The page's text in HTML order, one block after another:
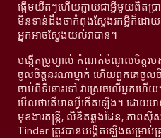
ផ្តើមយឺតៗហើយក្លាយជាអ្វីមួយពិតប្រ
មិនទាន់ដឹងថាកំពុងស្វែងរកអ្វីក៏ដោយ
អ្នកអាចស្វែងយល់វាបាន។
បង្កើតប្រូហ្វាល់ កំណត់ចំណូលចិត្តរប
ចូលចិត្តនរណាម្នាក់ ហើយពួកគេចូលចិត្
ចាប់ពីទីនោះទៅ វាស្រេចលើអ្នកហើ
មើលថាតើមានអ្វីកើតឡើង។ ដោយម
មុខងារតន្រ្តី, លិខិតឆ្លងដែន, ភាពស៊ីស
Tinder ត្រូវបានបង្កើតឡើងសម្រាប់